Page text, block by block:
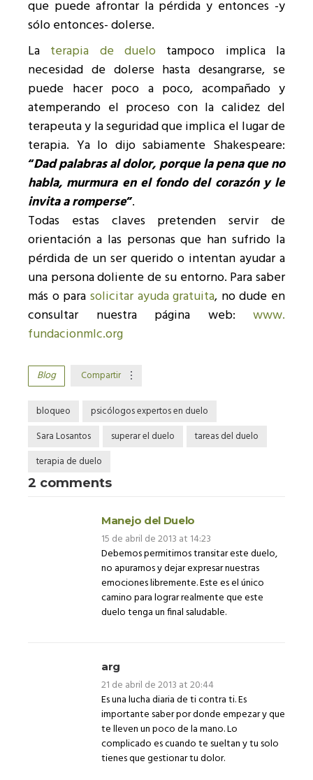
que puede afrontar la pérdida y entonces -y
sólo entonces- dolerse.
La terapia de duelo tampoco implica la
necesidad de dolerse hasta desangrarse, se
puede hacer poco a poco, acompañado y
atemperando el proceso con la calidez del
terapeuta y la seguridad que implica el lugar de
terapia. Ya lo dijo sabiamente Shakespeare:
“Dad palabras al dolor, porque la pena que no
habla, murmura en el fondo del corazón y le
invita a romperse”.
Todas estas claves pretenden servir de
orientación a las personas que han sufrido la
pérdida de un ser querido o intentan ayudar a
una persona doliente de su entorno. Para saber
más o para solicitar ayuda gratuita, no dude en
consultar nuestra página web: www.
fundacionmlc.org
Blog Compartir
bloqueo
psicólogos expertos en duelo
Sara Losantos
superar el duelo
tareas del duelo
terapia de duelo
2 comments
Manejo del Duelo
15 de abril de 2013 at 14:23
Debemos permitirnos transitar este duelo,
no apurarnos y dejar expresar nuestras
emociones libremente. Este es el único
camino para lograr realmente que este
duelo tenga un final saludable.
arg
21 de abril de 2013 at 20:44
Es una lucha diaria de ti contra ti. Es
importante saber por donde empezar y que
te lleven un poco de la mano. Lo
complicado es cuando te sueltan y tu solo
tienes que gestionar tu dolor.